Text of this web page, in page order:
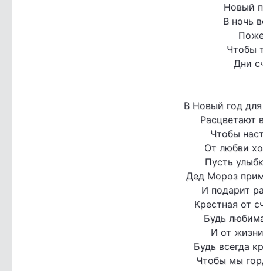
Новый
В ночь
Чтобы
Дни
В Новый год
Расцветают
Чтобы
От любви
Пусть
Дед Мороз
И подарит
Крестная от
Будь
И от
Будь всегда
Чтобы мы